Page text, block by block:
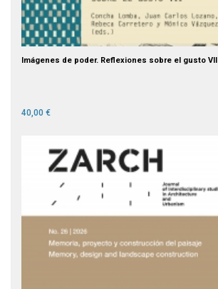
Imágenes de poder. Reflexiones sobre el gusto VII
40,00 €